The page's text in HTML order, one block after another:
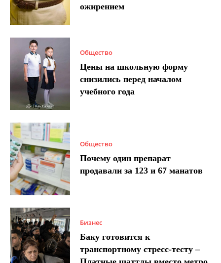
ожирением
Общество
Цены на школьную форму
снизились перед началом
учебного года
Общество
Почему один препарат
продавали за 123 и 67 манатов
Бизнес
Баку готовится к
транспортному стресс-тесту –